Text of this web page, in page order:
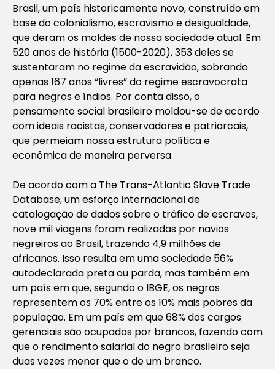
Brasil, um país historicamente novo, construído em
base do colonialismo, escravismo e desigualdade,
que deram os moldes de nossa sociedade atual. Em
520 anos de história (1500-2020), 353 deles se
sustentaram no regime da escravidão, sobrando
apenas 167 anos “livres” do regime escravocrata
para negros e índios. Por conta disso, o
pensamento social brasileiro moldou-se de acordo
com ideais racistas, conservadores e patriarcais,
que permeiam nossa estrutura política e
econômica de maneira perversa.
De acordo com a The Trans-Atlantic Slave Trade
Database, um esforço internacional de
catalogação de dados sobre o tráfico de escravos,
nove mil viagens foram realizadas por navios
negreiros ao Brasil, trazendo 4,9 milhões de
africanos. Isso resulta em uma sociedade 56%
autodeclarada preta ou parda, mas também em
um país em que, segundo o IBGE, os negros
representem os 70% entre os 10% mais pobres da
população. Em um país em que 68% dos cargos
gerenciais são ocupados por brancos, fazendo com
que o rendimento salarial do negro brasileiro seja
duas vezes menor que o de um branco.